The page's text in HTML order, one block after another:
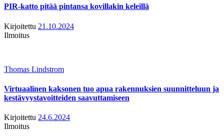
PIR-katto pitää pintansa kovillakin keleillä
Kirjoitettu 21.10.2024
Ilmoitus
Thomas Lindstrom
Virtuaalinen kaksonen tuo apua rakennuksien suunnitteluun ja
kestävyystavoitteiden saavuttamiseen
Kirjoitettu 24.6.2024
Ilmoitus